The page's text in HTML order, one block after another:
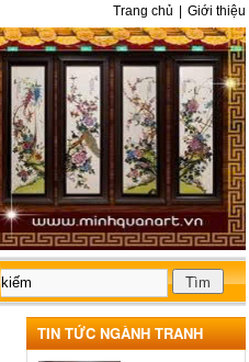
Giới thiệu
Trang chủ
TIN TỨC NGÀNH TRANH